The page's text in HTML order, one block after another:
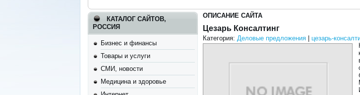
КАТАЛОГ САЙТОВ,
РОССИЯ
Бизнес и финансы
Товары и услуги
СМИ, новости
Медицина и здоровье
ОПИСАНИЕ САЙТА
Цезарь Консалтинг
Категория:Деловые предложения
цезарь-